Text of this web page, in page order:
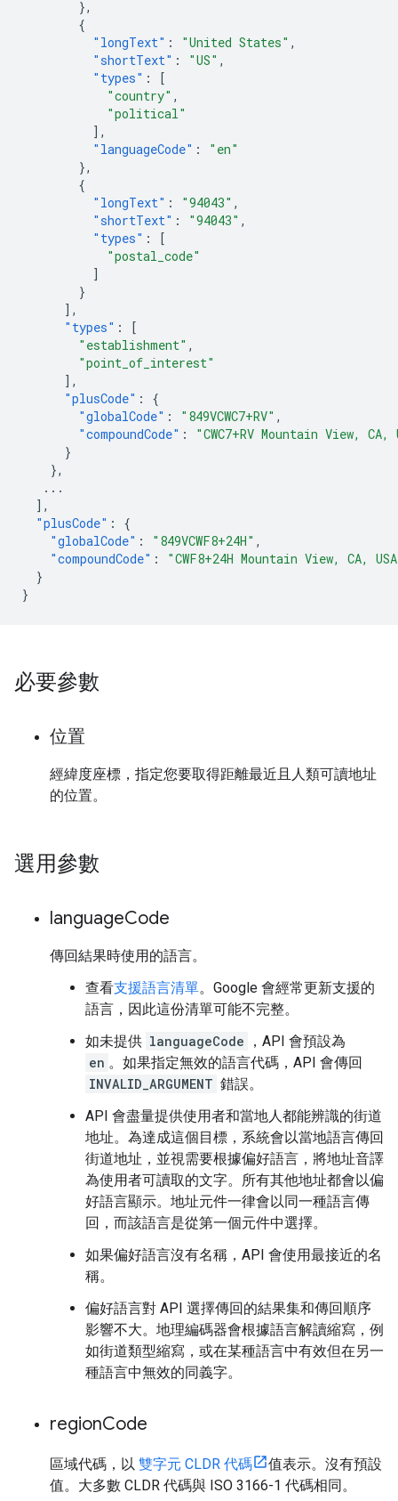
},
{
"longText" : "United States" ,
"shortText" : "US" ,
"types" :
[
"country" ,
"political"
],
"languageCode" :
"en"
},
{
"longText" : "94043" ,
"shortText" : "94043" ,
"types" :
[
"postal_code"
]
}
],
"types" :
[
"establishment" ,
"point_of_interest"
],
"plusCode" :
{
"globalCode" : "849VCWC7+RV" ,
"compoundCode" :
"CWC7+RV Mountain View, CA,
}
},
...
],
"plusCode" :
{
"globalCode" : "849VCWF8+24H" ,
"compoundCode" :
"CWF8+24H Mountain View, CA,
}
}
必要參數
位置
經緯度座標，指定您要取得距離最近且人類可讀地址
的位置。
選用參數
languageCode
傳回結果時使用的語言。
查看支援語言清單。Google 會經常更新支援的
語言，因此這份清單可能不完整。
如未提供 languageCode
，API 會預設為
en 。如果指定無效的語言代碼，API 會傳回
INVALID_ARGUMENT 錯誤。
API 會盡量提供使用者和當地人都能辨識的街道
地址。為達成這個目標，系統會以當地語言傳回
街道地址，並視需要根據偏好語言，將地址音譯
為使用者可讀取的文字。所有其他地址都會以偏
好語言顯示。地址元件一律會以同一種語言傳
回，而該語言是從第一個元件中選擇。
如果偏好語言沒有名稱，API 會使用最接近的名
稱。
偏好語言對 API 選擇傳回的結果集和傳回順序
影響不大。地理編碼器會根據語言解讀縮寫，例
如街道類型縮寫，或在某種語言中有效但在另一
種語言中無效的同義字。
regionCode
區域代碼，以 雙字元 CLDR 代碼
值表示。沒有預設
值。大多數 CLDR 代碼與 ISO 3166-1 代碼相同。